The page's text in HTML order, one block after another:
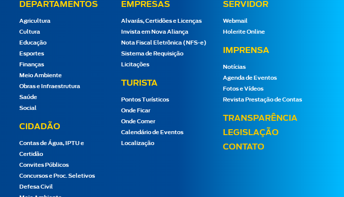
DEPARTAMENTOS
Agricultura
Cultura
Educação
Esportes
Finanças
Meio Ambiente
Obras e Infraestrutura
Saúde
Social
CIDADÃO
Contas de Água, IPTU e
Certidão
Convites Públicos
Concursos e Proc. Seletivos
Defesa Civil
EMPRESAS
Alvarás, Certidões e Licenças
Invista em Nova Aliança
Nota Fiscal Eletrônica (NFS-e)
Sistema de Requisição
Licitações
TURISTA
Pontos Turísticos
Onde Ficar
Onde Comer
Calendário de Eventos
Localização
SERVIDOR
Webmail
Holerite Online
IMPRENSA
Notícias
Agenda de Eventos
Fotos e Vídeos
Revista Prestação de Contas
TRANSPARÊNCIA
LEGISLAÇÃO
CONTATO